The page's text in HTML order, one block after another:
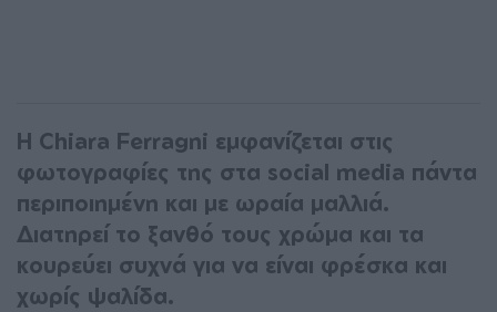
H Chiara Ferragni εμφανίζεται στις
φωτογραφίες της στα social media πάντα
περιποιημένη και με ωραία μαλλιά.
Διατηρεί το ξανθό τους χρώμα και τα
κουρεύει συχνά για να είναι φρέσκα και
χωρίς ψαλίδα.